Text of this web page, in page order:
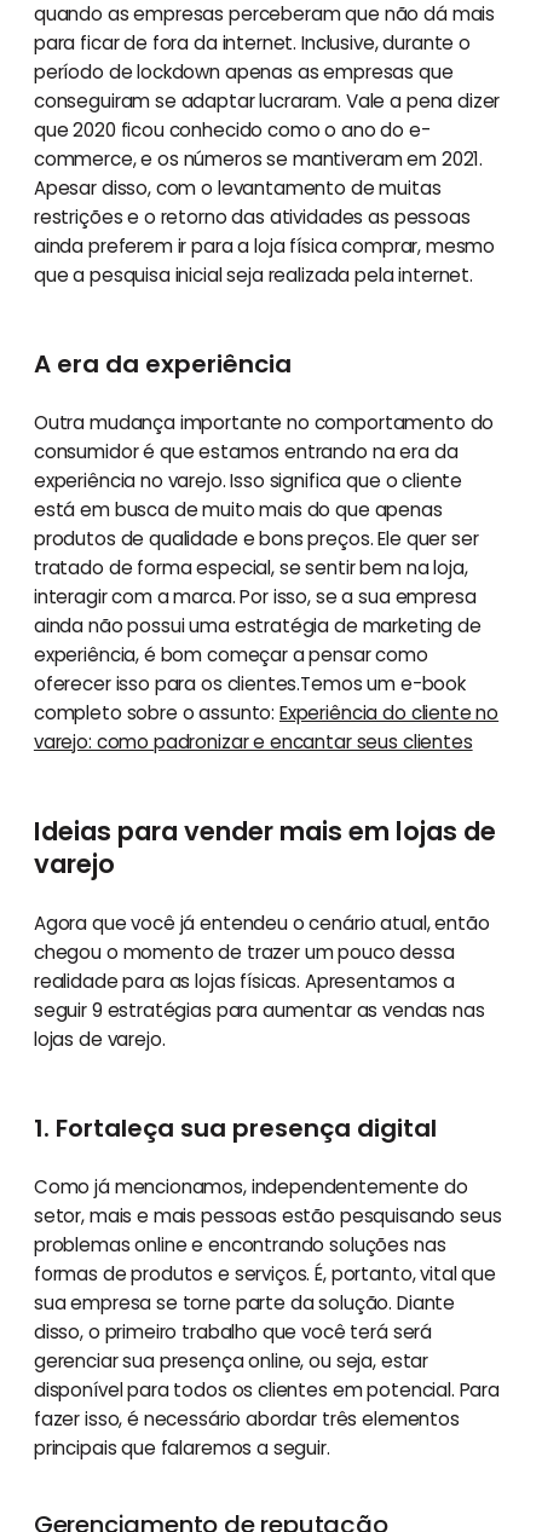
quando as empresas perceberam que não dá mais
para ficar de fora da internet. Inclusive, durante o
período de lockdown apenas as empresas que
conseguiram se adaptar lucraram. Vale a pena dizer
que 2020 ficou conhecido como o ano do e-
commerce, e os números se mantiveram em 2021.
Apesar disso, com o levantamento de muitas
restrições e o retorno das atividades as pessoas
ainda preferem ir para a loja física comprar, mesmo
que a pesquisa inicial seja realizada pela internet.
A era da experiência
Outra mudança importante no comportamento do
consumidor é que estamos entrando na era da
experiência no varejo. Isso significa que o cliente
está em busca de muito mais do que apenas
produtos de qualidade e bons preços. Ele quer ser
tratado de forma especial, se sentir bem na loja,
interagir com a marca. Por isso, se a sua empresa
ainda não possui uma estratégia de marketing de
experiência, é bom começar a pensar como
oferecer isso para os clientes.Temos um e-book
completo sobre o assunto: Experiência do cliente no
varejo: como padronizar e encantar seus clientes
Ideias para vender mais em lojas de
varejo
Agora que você já entendeu o cenário atual, então
chegou o momento de trazer um pouco dessa
realidade para as lojas físicas. Apresentamos a
seguir 9 estratégias para aumentar as vendas nas
lojas de varejo.
1. Fortaleça sua presença digital
Como já mencionamos, independentemente do
setor, mais e mais pessoas estão pesquisando seus
problemas online e encontrando soluções nas
formas de produtos e serviços. É, portanto, vital que
sua empresa se torne parte da solução. Diante
disso, o primeiro trabalho que você terá será
gerenciar sua presença online, ou seja, estar
disponível para todos os clientes em potencial. Para
fazer isso, é necessário abordar três elementos
principais que falaremos a seguir.
Gerenciamento de reputação